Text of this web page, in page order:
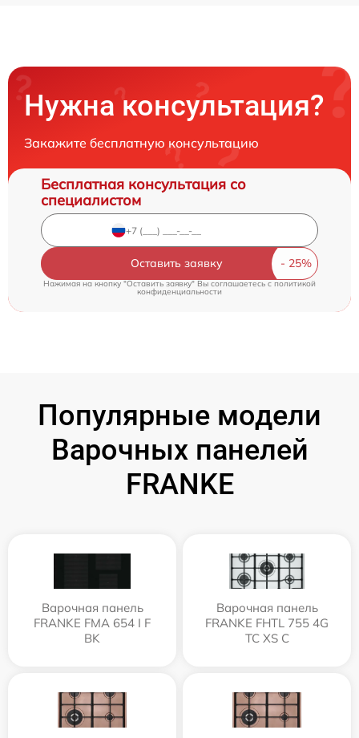
Нужна консультация?
Закажите бесплатную консультацию
Бесплатная консультация со
специалистом
Оставить заявку
Нажимая на кнопку "Оставить заявку" Вы соглашаетесь c политикой
конфиденциальности
Популярные модели
Варочных панелей
FRANKE
Варочная панель
FRANKE FMA 654 I F
BK
Варочная панель
FRANKE FHTL 755 4G
TC XS C